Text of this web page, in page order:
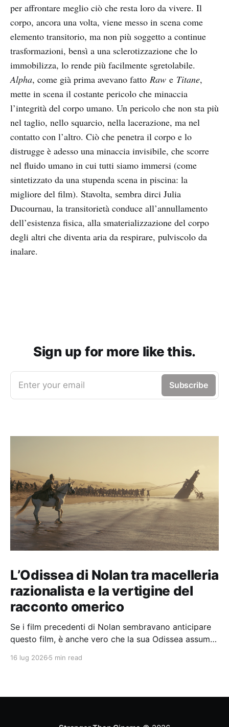
per affrontare meglio ciò che resta loro da vivere. Il
corpo, ancora una volta, viene messo in scena come
elemento transitorio, ma non più soggetto a continue
trasformazioni, bensì a una sclerotizzazione che lo
immobilizza, lo rende più facilmente sgretolabile.
Alpha, come già prima avevano fatto Raw e Titane,
mette in scena il costante pericolo che minaccia
l’integrità del corpo umano. Un pericolo che non sta più
nel taglio, nello squarcio, nella lacerazione, ma nel
contatto con l’altro. Ciò che penetra il corpo e lo
distrugge è adesso una minaccia invisibile, che scorre
nel fluido umano in cui tutti siamo immersi (come
sintetizzato da una stupenda scena in piscina: la
migliore del film). Stavolta, sembra dirci Julia
Ducournau, la transitorietà conduce all’annullamento
dell’esistenza fisica, alla smaterializzazione del corpo
degli altri che diventa aria da respirare, pulviscolo da
inalare.
Sign up for more like this.
Enter your email Subscribe
L’Odissea di Nolan tra macelleria
razionalista e la vertigine del
racconto omerico
Se i film precedenti di Nolan sembravano anticipare
questo film, è anche vero che la sua Odissea assume
16 lug 2026 5 min read